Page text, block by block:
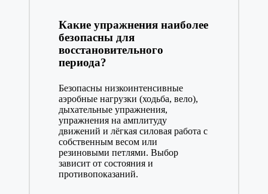
Какие упражнения наиболее
безопасны для
восстановительного
периода?
Безопасны низкоинтенсивные
аэробные нагрузки (ходьба, вело),
дыхательные упражнения,
упражнения на амплитуду
движений и лёгкая силовая работа с
собственным весом или
резиновыми петлями. Выбор
зависит от состояния и
противопоказаний.